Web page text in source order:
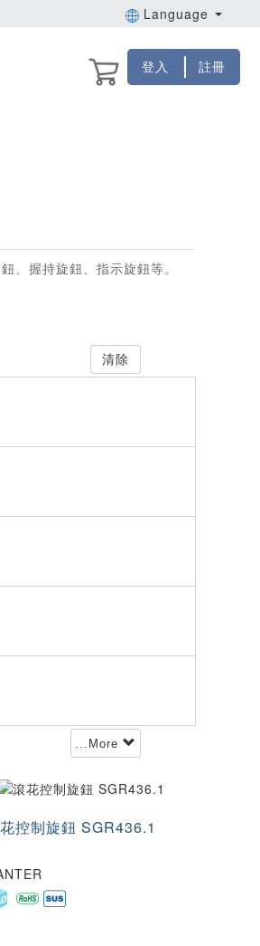
Language
登入 註冊
、握持旋鈕、指示旋鈕等。
清除
...More
控制旋鈕 SGR436.1